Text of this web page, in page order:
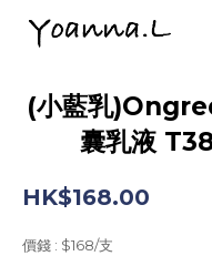
(小藍乳
囊乳液
HK$168.00
價錢 : $168/支